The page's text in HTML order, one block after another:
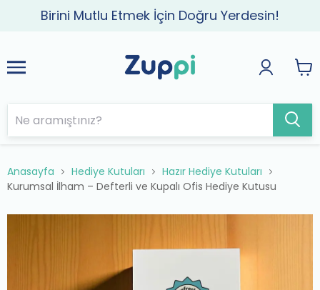
Birini Mutlu Etmek İçin Doğru Yerdesin!
Anasayfa Hediye Kutuları
Hazır Hediye Kutuları
Kurumsal İlham – Defterli ve Kupalı Ofis Hediye Kutusu